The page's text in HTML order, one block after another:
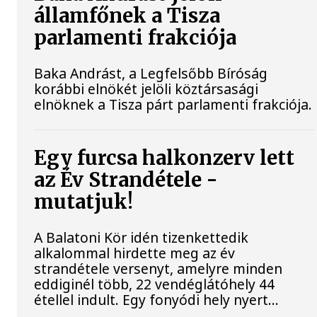
államfőnek a Tisza
parlamenti frakciója
Baka Andrást, a Legfelsőbb Bíróság
korábbi elnökét jelöli köztársasági
elnöknek a Tisza párt parlamenti frakciója.
Egy furcsa halkonzerv lett
az Év Strandétele -
mutatjuk!
A Balatoni Kör idén tizenkettedik
alkalommal hirdette meg az év
strandétele versenyt, amelyre minden
eddiginél több, 22 vendéglátóhely 44
étellel indult. Egy fonyódi hely nyert...